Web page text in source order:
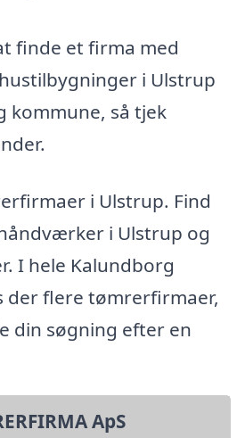
finde et firma med
i Ulstrup
kommune, så tjek
i Ulstrup. Find
i Ulstrup og
I hele Kalundborg
der flere tømrerfirmaer,
din søgning efter en
ApS